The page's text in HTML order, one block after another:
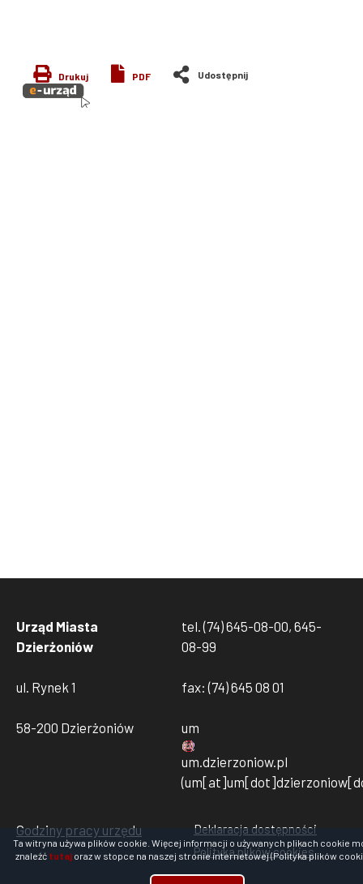
Ta witryna używa plików cookie. Więcej informacji o używanych plikach cookie
znaleźć tutajoraz w stopce na naszej stronie internetowej (Polityka plików
Drukuj PDF
Urząd Miasta
Dzierżoniów
ul. Rynek 1
58-200 Dzierżoniów
tel. (74) 645-08-00, 645-
08-99
fax: (74) 645 08 01
um
um dzierzoniow. pl
Godziny pracy urzędu
Stopka
rodo
Deklaracja dostępności
Polityka plików cookies
Rodo